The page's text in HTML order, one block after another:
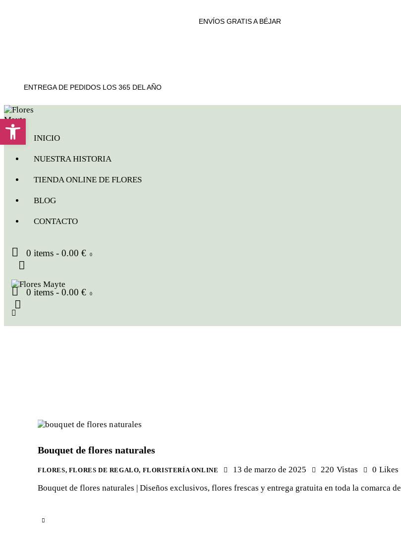
ENVÍOS GRATIS A BÉJAR
ENTREGA DE PEDIDOS LOS 365 DEL AÑO
INICIO
NUESTRA HISTORIA
TIENDA ONLINE DE FLORES
BLOG
CONTACTO
0 items - 0.00 € 0
0 items - 0.00 € 0
Bouquet de flores naturales
FLORES, FLORES DE REGALO, FLORISTERÍA ONLINE 13 de marzo de 2025 220 Vistas 0 Likes
Bouquet de flores naturales | Diseños exclusivos, flores frescas y entrega gratuita en toda la comarca
Abrir barra de herramientas